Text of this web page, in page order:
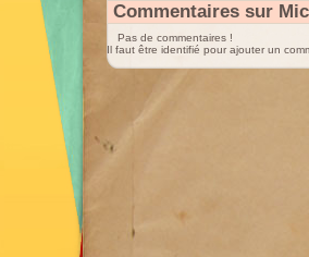
Commentaires sur
Pas de commentaires !
Il faut être identifié pour ajouter un